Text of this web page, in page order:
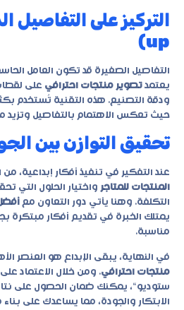
up)
التفاصيل الصغيرة قد تكون العامل
يعتمد تصوير منتجات احترافي على
ودقة التصنيع. هذه التقنية تُستخدم
حيث تعكس الاهتمام بالتفاصيل وتزيد
تحقيق التوازن بين
عند التفكير في تنفيذ أفكار إبداعية،
المنتجات للمتاجر واختيار الحلول التي
التكلفة. وهنا يأتي دور التعاون مع
يمتلك الخبرة في تقديم أفكار مبتكرة
مناسبة.
في النهاية، يبقى الإبداع هو العنصر
منتجات احترافي. ومن خلال الاعتماد
ستوديو“، يمكنك ضمان الحصول على
الابتكار والجودة، مما يساعدك على